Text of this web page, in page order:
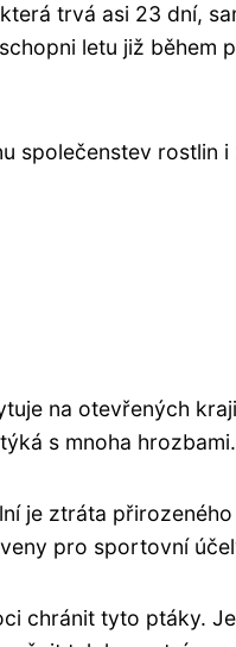
trvá asi 23 dní,
letu již během
společenstev rostlin
na otevřených
s mnoha hrozbami.
je ztráta
pro sportovní
chránit tyto ptáky.